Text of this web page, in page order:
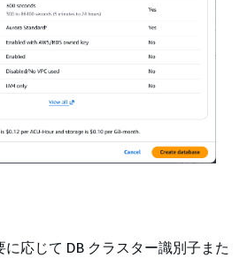
に応じて DB クラスター識別子また